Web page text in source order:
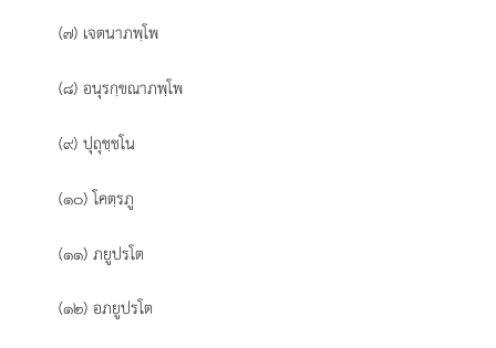
(๗) เจตนาภพฺโพ
(๘) อนุรกฺขณาภพฺโพ
(๙) ปุถุชฺชโน
(๑๐) โคตฺรภู
(๑๑) ภยูปรโต
(๑๒) อภยูปรโต